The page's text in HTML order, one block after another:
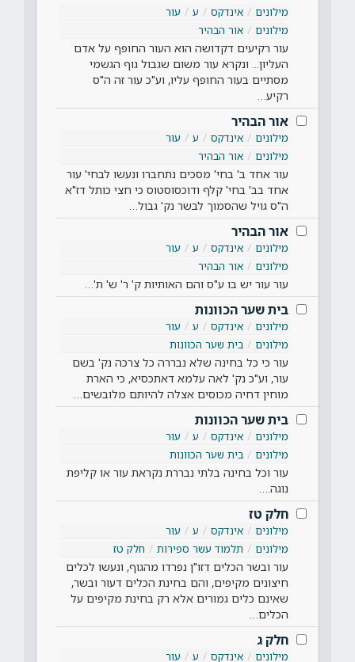
מילונים אינדקס ע
עור
מילונים
אור הבהיר
עור רקיעים דקדושה הוא העור החופף על אדם
העליון... ונקרא עור משום שגבול גוף הגשמי
מסתיים בעור החופף עליו, וע"כ עור זה ה"ס
רקיע…
אור הבהיר
מילונים אינדקס ע
עור
מילונים
אור הבהיר
עור אחד ב' בחי' מסכים נתחברו ונעשו לבחי' עור
אחד בב' בחי' קלף ודוכסוסטוס כי חצי כותל דז"א
ה"ס גויל שהסמוך לבשר נק' גבול…
אור הבהיר
מילונים אינדקס ע
עור
מילונים
אור הבהיר
עור עור יש בו ע"ס והם האותיות ק' ר' ש' ת'…
בית שער הכוונות
מילונים אינדקס ע
עור
מילונים
בית שער הכוונות
עור כי כל בחינה שלא נבררה כל צרכה נק' בשם
עור, וע"כ נק' לאה עלמא דאתכסיא, כי הארת
מוחין דחיה מכוסים אצלה להיותם מלובשים…
בית שער הכוונות
מילונים אינדקס ע
עור
מילונים
בית שער הכוונות
עור וכל בחינה בלתי נבררת נקראת עור או קליפת
נוגה.…
חלק טז
מילונים אינדקס ע
עור
מילונים
תלמוד עשר ספירות חלק טז
עור ובשר הכלים דזו"ן נפרדו מהגוף, ונעשו לכלים
חיצונים מקיפים, והם בחינת הכלים דעור ובשר,
שאינם כלים גמורים אלא רק בחינת מקיפים על
הכלים…
חלק ג
מילונים אינדקס ע עור